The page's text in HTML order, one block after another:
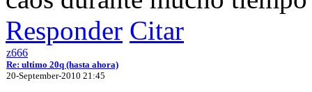
Responder Citar
z666
Re: ultimo 20q (hasta ahora)
20-September-2010 21:45